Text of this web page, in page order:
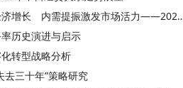
闫坤 汪川：宏观政策助力经济增长 内需提振
历史演进与启示
转型战略分析
去三十年”策略研究